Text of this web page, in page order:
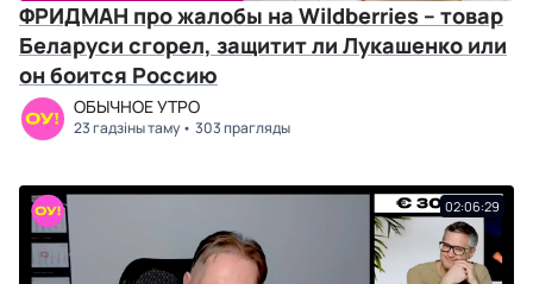
ФРИДМАН про жалобы на Wildberries – товар
Беларуси сгорел, защитит ли Лукашенко или
он боится Россию
ОБЫЧНОЕ УТРО
23 гадзіны таму 303 прагляды
02:06:29